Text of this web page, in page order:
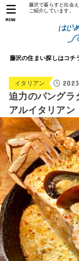
藤沢で暮らすと出会
ご紹介しています。
藤沢の住まい探しはコチ
MENU
イタリアン
迫力のパングラ
アルイタリアン